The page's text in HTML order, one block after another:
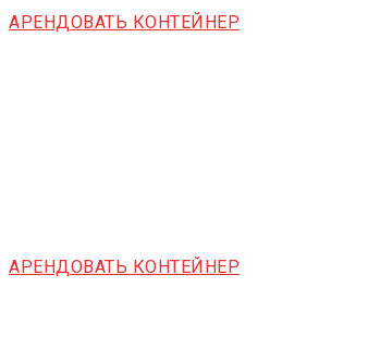
АРЕНДОВАТЬ КОНТЕЙНЕР
АРЕНДОВАТЬ КОНТЕЙНЕР